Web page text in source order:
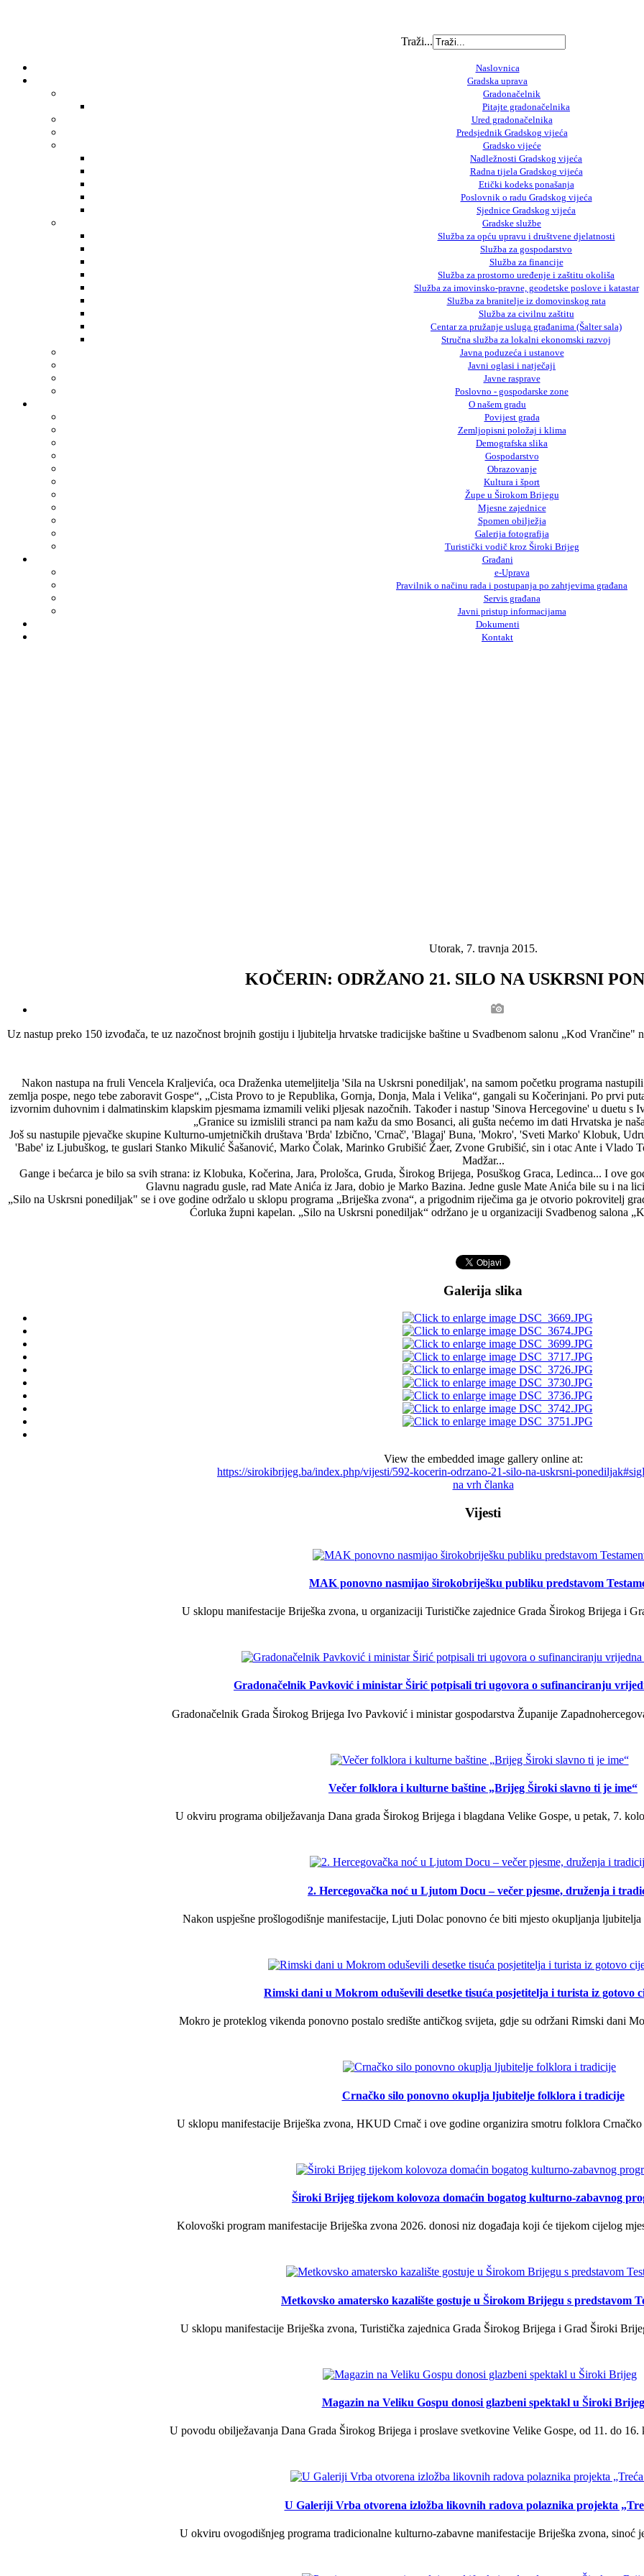
Traži...
Naslovnica
Gradska uprava
Gradonačelnik
Pitajte gradonačelnika
Ured gradonačelnika
Predsjednik Gradskog vijeća
Gradsko vijeće
Nadležnosti Gradskog vijeća
Radna tijela Gradskog vijeća
Etički kodeks ponašanja
Poslovnik o radu Gradskog vijeća
Sjednice Gradskog vijeća
Gradske službe
Služba za opću upravu i društvene djelatnosti
Služba za gospodarstvo
Služba za financije
Služba za prostorno uređenje i zaštitu okoliša
Služba za imovinsko-pravne, geodetske poslove i katastar
Služba za branitelje iz domovinskog rata
Služba za civilnu zaštitu
Centar za pružanje usluga građanima (Šalter sala)
Stručna služba za lokalni ekonomski razvoj
Javna poduzeća i ustanove
Javni oglasi i natječaji
Javne rasprave
Poslovno - gospodarske zone
O našem gradu
Povijest grada
Zemljopisni položaj i klima
Demografska slika
Gospodarstvo
Obrazovanje
Kultura i šport
Župe u Širokom Brijegu
Mjesne zajednice
Spomen obilježja
Galerija fotografija
Turistički vodič kroz Široki Brijeg
Građani
e-Uprava
Pravilnik o načinu rada i postupanja po zahtjevima građana
Servis građana
Javni pristup informacijama
Dokumenti
Kontakt
Utorak, 7. travnja 2015.
KOČERIN: ODRŽANO 21. SILO NA USKRSNI
Uz nastup preko 150 izvođača, te uz nazočnost brojnih gostiju i ljubitelja hrvatske tradicijske baštine u Svadbenom salonu „Kod
Nakon nastupa na fruli Vencela Kraljevića, oca Draženka utemeljitelja 'Sila na Uskrsni ponediljak', na samom početku programa
zemlja pospe, nego tebe zaboravit Gospe“, „Cista Provo to je Republika, Gornja, Donja, Mala i Velika“, gangali su Kočerinjani. Po prvi
izvornim duhovnim i dalmatinskim klapskim pjesmama izmamili veliki pljesak nazočnih. Također i nastup 'Sinova Hercegovine' u duetu s
„Granice su izmislili stranci pa nam kažu da smo Bosanci, ali gušta nećemo im dati Hrvatska je
Još su nastupile pjevačke skupine Kulturno-umjetničkih društava 'Brda' Izbično, 'Crnač', 'Blagaj' Buna, 'Mokro', 'Sveti Marko' Klobuk,
'Babe' iz Ljubuškog, te guslari Stanko Mikulić Šašanović, Marko Čolak, Marinko Grubišić Žaer, Zvone Grubišić, sin i otac Ante i Vlado
Madžar...
Gange i bećarca je bilo sa svih strana: iz Klobuka, Kočerina, Jara, Prološca, Gruda, Širokog Brijega, Posuškog Graca, Ledinca... I ove
Glavnu nagradu gusle, rad Mate Anića iz Jara, dobio je Marko Bazina. Jedne gusle Mate Anića bile su i na
„Silo na Uskrsni ponediljak" se i ove godine održalo u sklopu programa „Briješka zvona“, a prigodnim riječima ga je otvorio pokrovitelj
Ćorluka župni kapelan. „Silo na Uskrsni ponediljak“ održano je u organizaciji Svadbenog salona
Galerija slika
View the embedded image gallery online at:
https://sirokibrijeg.ba/index.php/vijesti/592-kocerin-odrzano-21-silo-na-uskrsni-
na vrh članka
Vijesti
MAK ponovno nasmijao širokobriješku publiku predstavom
U sklopu manifestacije Briješka zvona, u organizaciji Turističke zajednice Grada Širokog Brijega i
Gradonačelnik Pavković i ministar Širić potpisali tri ugovora o sufinanciranju
Gradonačelnik Grada Širokog Brijega Ivo Pavković i ministar gospodarstva Županije
Večer folklora i kulturne baštine „Brijeg Široki slavno ti je ime“
U okviru programa obilježavanja Dana grada Širokog Brijega i blagdana Velike Gospe, u petak, 7.
2. Hercegovačka noć u Ljutom Docu – večer pjesme, druženja i
Nakon uspješne prošlogodišnje manifestacije, Ljuti Dolac ponovno će biti mjesto okupljanja ljubitelja
Rimski dani u Mokrom oduševili desetke tisuća posjetitelja i turista iz gotovo
Mokro je proteklog vikenda ponovno postalo središte antičkog svijeta, gdje su održani Rimski dani
Crnačko silo ponovno okuplja ljubitelje folklora i tradicije
U sklopu manifestacije Briješka zvona, HKUD Crnač i ove godine organizira smotru folklora Crnačko
Široki Brijeg tijekom kolovoza domaćin bogatog kulturno-zabavnog
Kolovoški program manifestacije Briješka zvona 2026. donosi niz događaja koji će tijekom cijelog
Metkovsko amatersko kazalište gostuje u Širokom Brijegu s predstavom
U sklopu manifestacije Briješka zvona, Turistička zajednica Grada Širokog Brijega i Grad Široki
Magazin na Veliku Gospu donosi glazbeni spektakl u Široki Brijeg
U povodu obilježavanja Dana Grada Širokog Brijega i proslave svetkovine Velike Gospe, od 11. do
U Galeriji Vrba otvorena izložba likovnih radova polaznika projekta
U okviru ovogodišnjeg programa tradicionalne kulturno-zabavne manifestacije Briješka zvona, sinoć